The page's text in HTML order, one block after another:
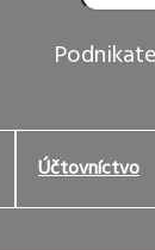
Účtovníctvo